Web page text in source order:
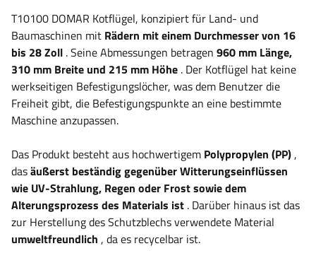
T10100 DOMAR Kotflügel, konzipiert für Land- und
Baumaschinen mit Rädern mit einem Durchmesser von 16
bis 28 Zoll . Seine Abmessungen betragen 960 mm Länge,
310 mm Breite und 215 mm Höhe . Der Kotflügel hat keine
werkseitigen Befestigungslöcher, was dem Benutzer die
Freiheit gibt, die Befestigungspunkte an eine bestimmte
Maschine anzupassen.
Das Produkt besteht aus hochwertigem Polypropylen (PP),
dasäußerst beständig gegenüber Witterungseinflüssen
wie UV-Strahlung, Regen oder Frost sowie dem
Alterungsprozess des Materials ist . Darüber hinaus ist das
zur Herstellung des Schutzblechs verwendete Material
umweltfreundlich , da es recycelbar ist.